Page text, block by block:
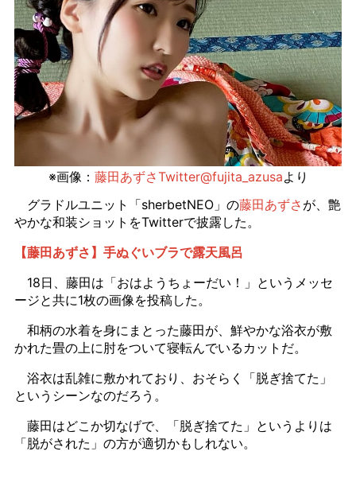
※画像： 藤田あずさTwitter@fujita_azusaより
グラドルユニット「sherbetNEO」の藤田あずさ が、艶
やかな和装ショットをTwitterで披露した。
【藤田あずさ】手ぬぐいブラで露天風呂
18日、藤田は「おはようちょーだい！」というメッセ
ージと共に1枚の画像を投稿した。
和柄の水着を身にまとった藤田が、鮮やかな浴衣が敷
かれた畳の上に肘をついて寝転んでいるカットだ。
浴衣は乱雑に敷かれており、おそらく「脱ぎ捨てた」
というシーンなのだろう。
藤田はどこか切なげで、「脱ぎ捨てた」というよりは
「脱がされた」の方が適切かもしれない。